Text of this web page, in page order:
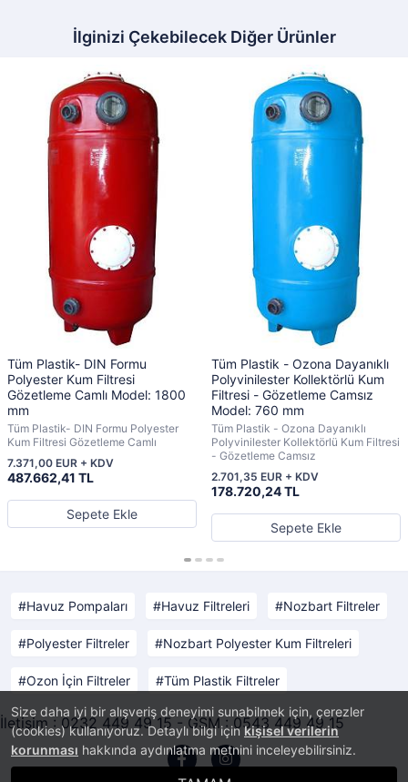
Size daha iyi bir alışveriş deneyimi sunabilmek için, çerezler
(cookies) kullanıyoruz. Detaylı bilgi içinkişisel verilerin
korunması hakkında aydınlatma metnini inceleyebilirsiniz.
İlginizi Çekebilecek Diğer Ürünler
Tüm Plastik- DIN Formu
Polyester Kum Filtresi
Gözetleme Camlı Model: 1800
mm
Tüm Plastik- DIN Formu Polyester
Kum Filtresi Gözetleme Camlı
487.662,41 TL
7.371,00 EUR + KDV
Sepete Ekle
Tüm Plastik - Ozona Dayanıklı
Polyvinilester Kollektörlü Kum
Filtresi - Gözetleme Camsız
Model: 760 mm
Tüm Plastik - Ozona Dayanıklı
Polyvinilester Kollektörlü Kum Filtresi
- Gözetleme Camsız
178.720,24 TL
2.701,35 EUR + KDV
Sepete Ekle
Havuz Pompaları Havuz Filtreleri Nozbart Filtreler
Polyester Filtreler Nozbart Polyester Kum Filtreleri
Ozon İçin Filtreler Tüm Plastik Filtreler
İletişim : 0232 449 49 15 - GSM : 0543 449 49 15